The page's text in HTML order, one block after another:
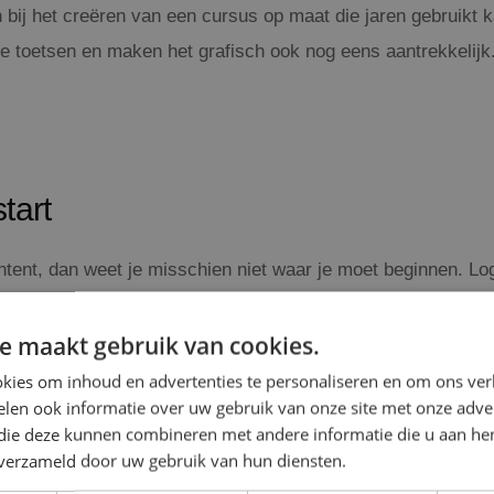
het creëren van een cursus op maat die jaren gebruikt
toetsen en maken het grafisch ook nog eens
dan weet je misschien niet waar je moet beginnen.
om een goede start te maken is gewenst. Wij trainen
hoe je eLearning content opbouwt, maar ken je ook
maakt gebruik van cookies.
om inhoud en advertenties te personaliseren en om ons
ook informatie over uw gebruik van onze site met onze
deze kunnen combineren met andere informatie die u aan
door uw gebruik van hun diensten.